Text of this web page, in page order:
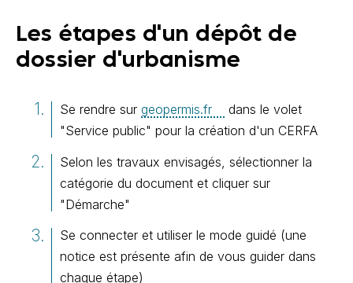
Les étapes d'un dépôt de
dossier d'urbanisme
Se rendre sur geopermis.fr
dans le volet
"Service public" pour la création d'un CERFA
Selon les travaux envisagés, sélectionner la
catégorie du document et cliquer sur
"Démarche"
Se connecter et utiliser le mode guidé (une
notice est présente afin de vous guider dans
chaque étape)